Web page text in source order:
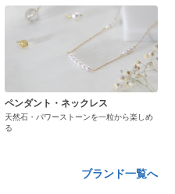
ペンダント・ネックレス
天然石・パワーストーンを一粒から楽しめ
る
ブランド一覧へ